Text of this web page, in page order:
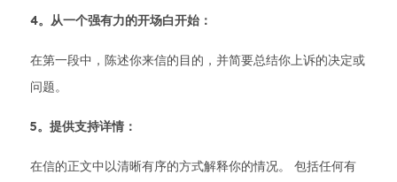
4。从一个强有力的开场白开始：
在第一段中，陈述你来信的目的，并简要总结你上诉的决定或
问题。
5。提供支持详情：
在信的正文中以清晰有序的方式解释你的情况。 包括任何有